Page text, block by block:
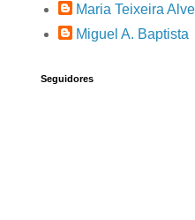
Maria Teixeira
Miguel A. Baptista
Seguidores